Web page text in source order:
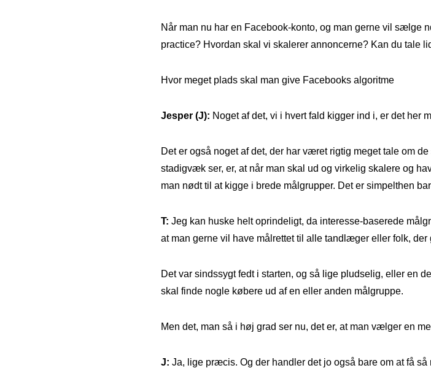
Når man nu har en Facebook-konto, og man gerne vil sælge
practice? Hvordan skal vi skalerer annoncerne? Kan du tale
Hvor meget plads skal man give Facebooks algoritme
Jesper (J): Noget af det, vi i hvert fald kigger ind i, er det her
Det er også noget af det, der har været rigtig meget tale om
stadigvæk ser, er, at når man skal ud og virkelig skalere og
man nødt til at kigge i brede målgrupper. Det er simpelthen
T: Jeg kan huske helt oprindeligt, da interesse-baserede
at man gerne vil have målrettet til alle tandlæger eller folk,
Det var sindssygt fedt i starten, og så lige pludselig, eller en
skal finde nogle købere ud af en eller anden målgruppe.
Men det, man så i høj grad ser nu, det er, at man vælger en
J: Ja, lige præcis. Og der handler det jo også bare om at få